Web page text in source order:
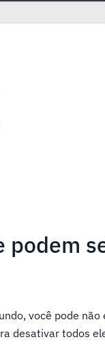
podem
você pode não
desativar todos